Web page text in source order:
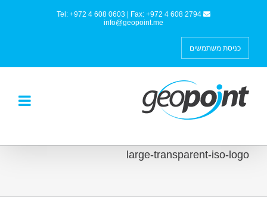
Tel: +972 4 608 0603 | Fax: +972 4 608 2794
info@geopoint.me
כניסת משתמשים
large-transparent-iso-logo